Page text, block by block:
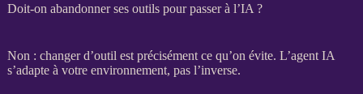
Doit-on abandonner ses outils pour passer à l’IA ?
Non : changer d’outil est précisément ce qu’on évite. L’agent IA
s’adapte à votre environnement, pas l’inverse.